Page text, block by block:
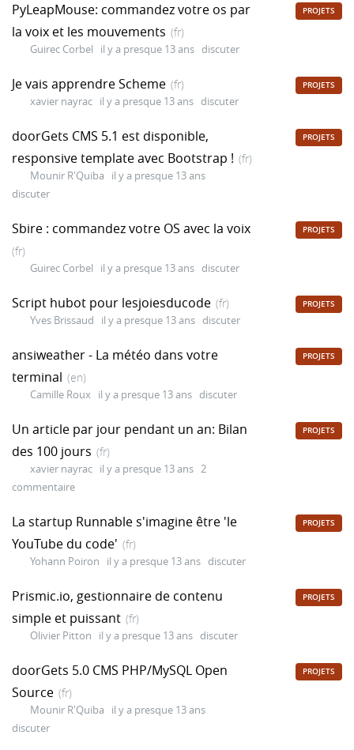
PyLeapMouse: commandez votre os par
la voix et les mouvements (fr)
Guirec Corbel il y a presque 13 ans discuter
PROJETS
Je vais apprendre Scheme (fr)
xavier nayrac il y a presque 13 ans discuter
PROJETS
doorGets CMS 5.1 est disponible,
responsive template avec Bootstrap ! (fr)
Mounir R'Quiba
il y a presque 13 ans
discuter
PROJETS
Sbire : commandez votre OS avec la voix
(fr)
Guirec Corbel il y a presque 13 ans discuter
PROJETS
Script hubot pour lesjoiesducode (fr)
Yves Brissaud il y a presque 13 ans discuter
PROJETS
ansiweather - La météo dans votre
terminal (en)
Camille Roux il y a presque 13 ans discuter
PROJETS
Un article par jour pendant un an: Bilan
des 100 jours (fr)
xavier nayrac il y a presque 13 ans 2
commentaire
PROJETS
La startup Runnable s'imagine être 'le
YouTube du code' (fr)
Yohann Poiron il y a presque 13 ans discuter
PROJETS
Prismic.io, gestionnaire de contenu
simple et puissant (fr)
Olivier Pitton il y a presque 13 ans discuter
PROJETS
doorGets 5.0 CMS PHP/MySQL Open
Source (fr)
Mounir R'Quiba
il y a presque 13 ans
discuter
PROJETS